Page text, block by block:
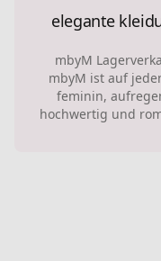
elegante
mbyM
mbyM ist auf
feminin,
hochwertig und